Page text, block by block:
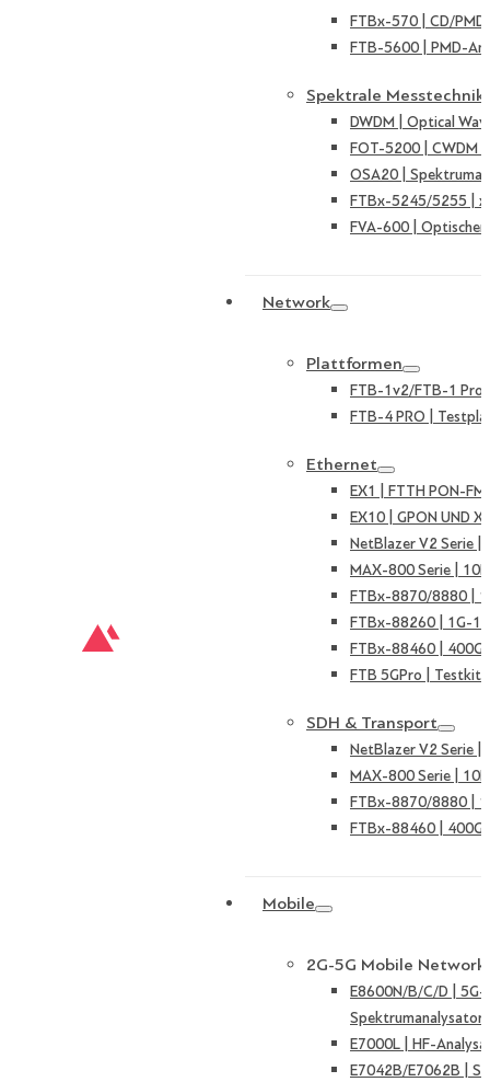
FTBx-570 | CD/
FTB-5600 | PMD-
Spektrale Messtechnik
DWDM | Optical
FOT-5200 | CWDM
OSA20 |
FTBx-5245/5255 |
FVA-600 | Optischer
Network
Plattformen
FTB-1v2/FTB-1
FTB-4 PRO |
Ethernet
EX1 | FTTH PON-
EX10 | GPON UND
NetBlazer V2 Serie |
MAX-800 Serie |
FTBx-8870/8880 |
FTBx-88260 | 1G-
FTBx-88460 | 400G
FTB 5GPro | Testkit
SDH & Transport
NetBlazer V2 Serie |
MAX-800 Serie |
FTBx-8870/8880 |
FTBx-88460 | 400G
Mobile
2G-5G Mobile
E8600N/B/C/D | 5G-
Spektrumanalysator
E7000L | HF-
E7042B/E7062B |